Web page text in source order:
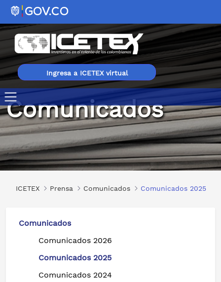
Ingresa a ICETEX virtual
Comunicados 2025
Comunicados
ICETEX Prensa Comunicados Comunicados 2025
Comunicados
Comunicados 2026
Comunicados 2025
Comunicados 2024